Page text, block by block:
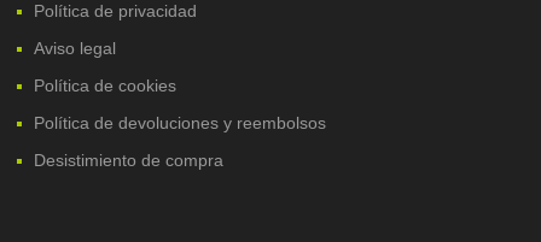
Política de privacidad
Aviso legal
Política de cookies
Política de devoluciones y reembolsos
Desistimiento de compra